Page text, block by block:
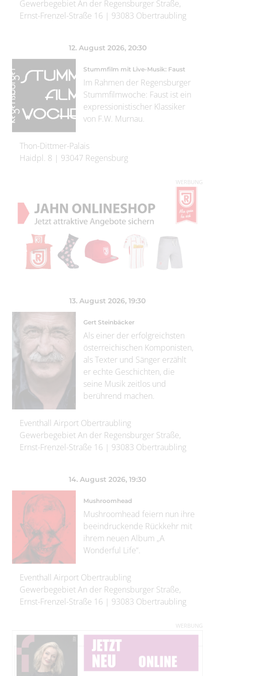
Gewerbegebiet An der Regensburger Straße,
Ernst-Frenzel-Straße 16 | 93083 Obertraubling
12. August 2026, 20:30
Stummfilm mit Live-Musik: Faust
Im Rahmen der Regensburger
Stummfilmwoche: Faust ist ein
expressionistischer Klassiker
von F.W. Murnau.
Thon-Dittmer-Palais
Haidpl. 8 | 93047 Regensburg
WERBUNG
13. August 2026, 19:30
Gert Steinbäcker
Als einer der erfolgreichsten
österreichischen Komponisten,
als Texter und Sänger erzählt
er echte Geschichten, die
seine Musik zeitlos und
berührend machen.
Eventhall Airport Obertraubling
Gewerbegebiet An der Regensburger Straße,
Ernst-Frenzel-Straße 16 | 93083 Obertraubling
14. August 2026, 19:30
Mushroomhead
Mushroomhead feiern nun ihre
beeindruckende Rückkehr mit
ihrem neuen Album „A
Wonderful Life“.
Eventhall Airport Obertraubling
Gewerbegebiet An der Regensburger Straße,
Ernst-Frenzel-Straße 16 | 93083 Obertraubling
WERBUNG